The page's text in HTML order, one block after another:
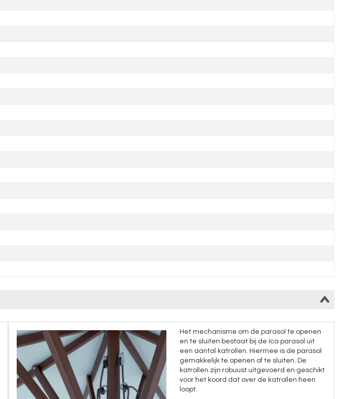
Het mechanisme om de parasol te openen
en te sluiten bestaat bij de Ica parasol uit
een aantal katrollen. Hiermee is de parasol
gemakkelijk te openen of te sluiten. De
katrollen zijn robuust uitgevoerd en geschikt
voor het koord dat over de katrollen heen
loopt.